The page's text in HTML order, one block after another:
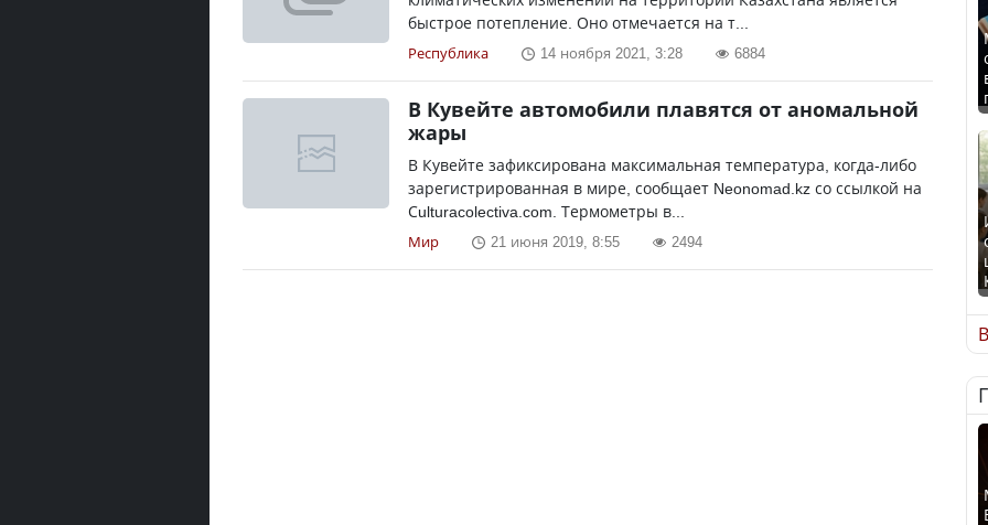
быстрое потепление. Оно отмечается на т...
Республика 14 ноября 2021, 3:28 6884
В Кувейте автомобили плавятся от аномальной
жары
В Кувейте зафиксирована максимальная температура, когда-либо
зарегистрированная в мире, сообщает Neonomad.kz со ссылкой на
Сulturacolectiva.com. Термометры в...
Мир 21 июня 2019, 8:55 2494